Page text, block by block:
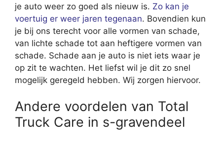
je auto weer zo goed als nieuw is. Zo kan je
voertuig er weer jaren tegenaan. Bovendien kun
je bij ons terecht voor alle vormen van schade,
van lichte schade tot aan heftigere vormen van
schade. Schade aan je auto is niet iets waar je
op zit te wachten. Het liefst wil je dit zo snel
mogelijk geregeld hebben. Wij zorgen hiervoor.
Andere voordelen van Total
Truck Care in s-gravendeel